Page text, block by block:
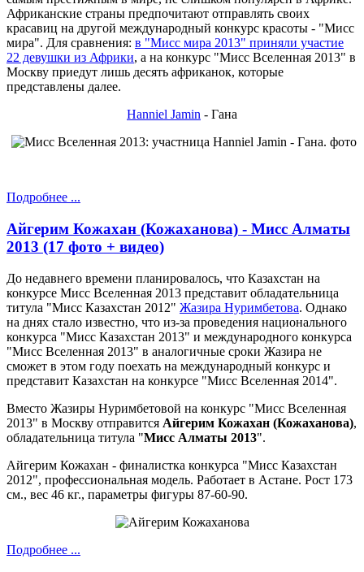
Африканские страны предпочитают отправлять своих
красавиц на другой международный конкурс красоты - "Мисс
мира". Для сравнения: в "Мисс мира 2013" приняли участие
22 девушки из Африки, а на конкурс "Мисс Вселенная 2013" в
Москву приедут лишь десять африканок, которые
представлены далее.
Hanniel Jamin - Гана
Подробнее ...
Айгерим Кожахан (Кожаханова) - Мисс Алматы
2013 (17 фото + видео)
До недавнего времени планировалось, что Казахстан на
конкурсе Мисс Вселенная 2013 представит обладательница
титула "Мисс Казахстан 2012" Жазира Нуримбетова. Однако
на днях стало известно, что из-за проведения национального
конкурса "Мисс Казахстан 2013" и международного конкурса
"Мисс Вселенная 2013" в аналогичные сроки Жазира не
сможет в этом году поехать на международный конкурс и
представит Казахстан на конкурсе "Мисс Вселенная 2014".
Вместо Жазиры Нуримбетовой на конкурс "Мисс Вселенная
2013" в Москву отправится Айгерим Кожахан (Кожаханова),
обладательница титула "Мисс Алматы 2013".
Айгерим Кожахан - финалистка конкурса "Мисс Казахстан
2012", профессиональная модель. Работает в Астане. Рост 173
см., вес 46 кг., параметры фигуры 87-60-90.
Подробнее ...